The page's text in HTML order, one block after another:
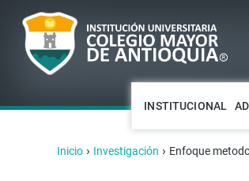
INSTITUCIONAL
Inicio › Investigación › Enfoque